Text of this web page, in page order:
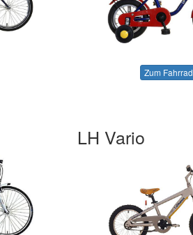
Zum Fahrrad
LH Vario